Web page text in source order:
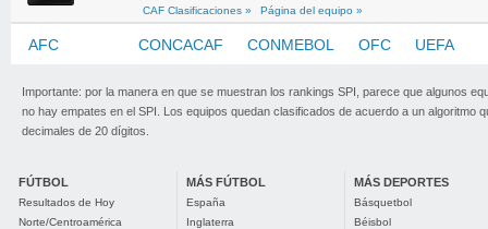
CAF Clasificaciones »
Página del equipo »
AFC CONCACAF CONMEBOL OFC UEFA
Importante: por la manera en que se muestran los rankings SPI, parece que algunos
no hay empates en el SPI. Los equipos quedan clasificados de acuerdo a un algoritmo
decimales de 20 dígitos.
FÚTBOL
Resultados de Hoy
Norte/Centroamérica
MÁS FÚTBOL
España
Inglaterra
MÁS DEPORTES
Básquetbol
Béisbol